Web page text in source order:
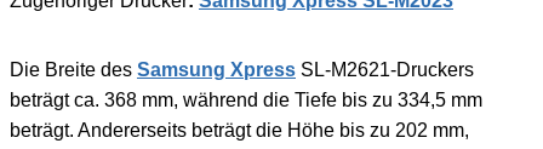
Die Breite des Samsung Xpress SL-M2621-Druckers
beträgt ca. 368 mm, während die Tiefe bis zu 334,5 mm
beträgt. Andererseits beträgt die Höhe bis zu 202 mm,